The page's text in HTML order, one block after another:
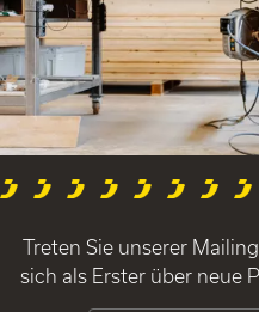
Treten Sie unserer
sich als Erster über neue